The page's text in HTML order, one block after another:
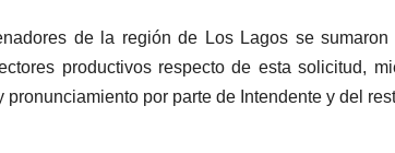
de la región de Los Lagos se
productivos respecto de esta solicitud,
pronunciamiento por parte de Intendente y del